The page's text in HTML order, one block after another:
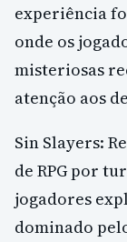
experiência
onde os
misteriosas
atenção aos
Sin Slayers:
de RPG por
jogadores
dominado